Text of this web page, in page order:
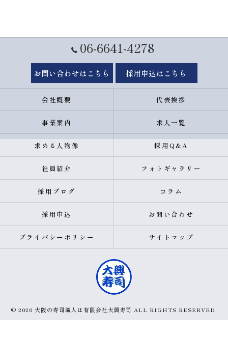
06-6641-4278
お問い合わせはこちら 採用申込はこちら
会社概要 代表挨拶
事業案内 求人一覧
求める人物像 採用Q&A
社員紹介 フォトギャラリー
採用ブログ コラム
採用申込 お問い合わせ
プライバシーポリシー サイトマップ
© 2026 大阪の寿司職人は有限会社大興寿司 ALL RIGHTS RESERVED.